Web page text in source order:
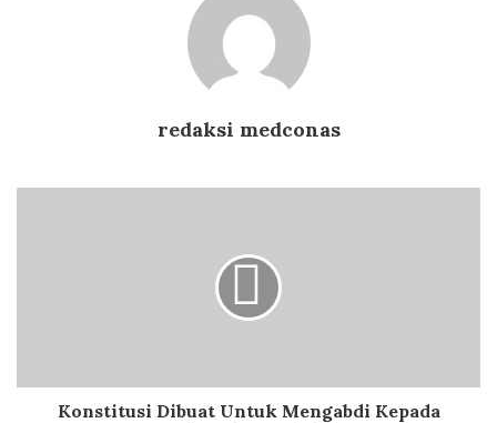
redaksi medconas
Konstitusi Dibuat Untuk Mengabdi Kepada